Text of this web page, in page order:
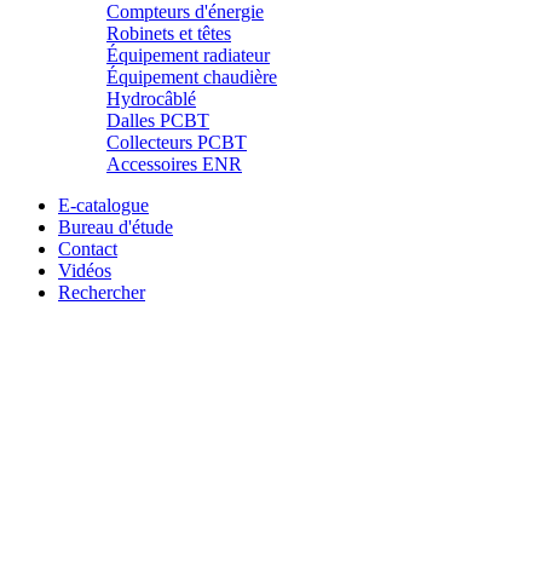
Compteurs d'énergie
Robinets et têtes
Équipement radiateur
Équipement chaudière
Hydrocâblé
Dalles PCBT
Collecteurs PCBT
Accessoires ENR
E-catalogue
Bureau d'étude
Contact
Vidéos
Rechercher